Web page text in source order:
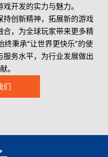
开发的实力与魅力。
持创新精神，拓展新的游戏
，为全球玩家带来更多精
秉承“让世界更快乐”的使
务水平，为行业发展做出
。
们